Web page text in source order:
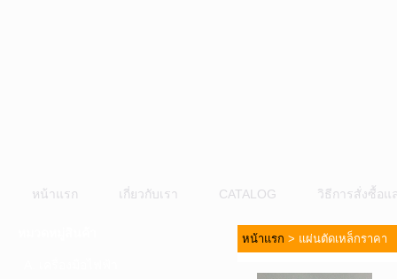
หน้าแรก เกี่ยวกับเรา CATALOG วิธีการสั่งซื้อแ
หน้าแรก > แผ่นตัดเหล็กราคา